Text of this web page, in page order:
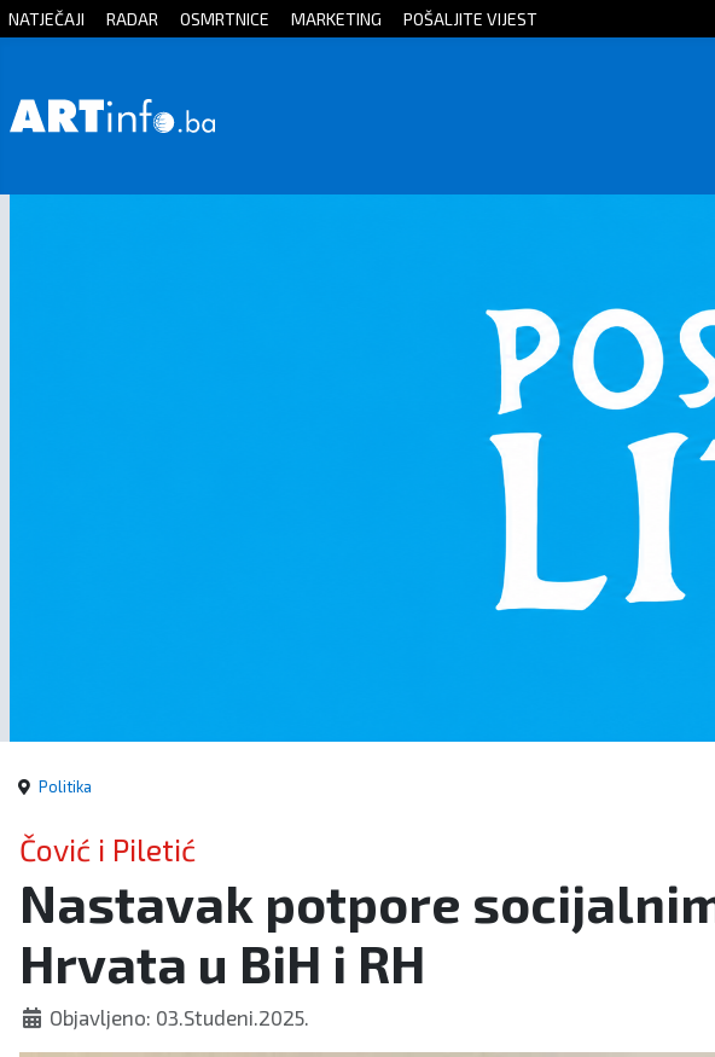
Početna
NATJEČAJI RADAR OSMRTNICE MARKETING POŠALJITE VIJEST
Politika
Čović i Piletić
Nastavak potpore
Hrvata u BiH i RH
Objavljeno: 03.Studeni.2025.